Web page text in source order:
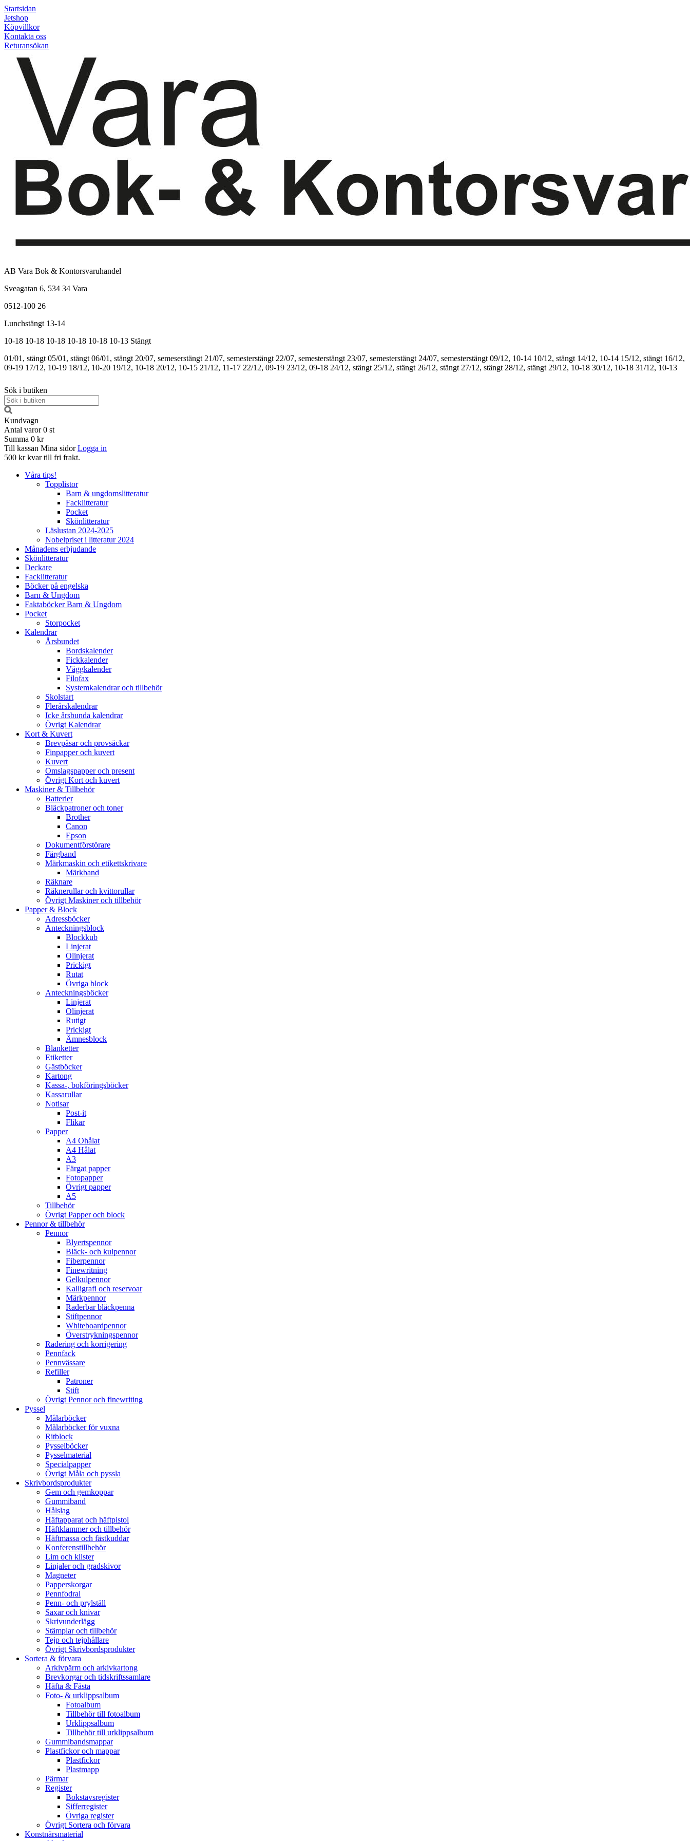
Startsidan
Jetshop
Köpvillkor
Kontakta oss
Returansökan
AB Vara Bok & Kontorsvaruhandel
Sveagatan 6, 534 34 Vara
0512-100 26
Lunchstängt 13-14
10-18 10-18 10-18 10-18 10-18 10-13 Stängt
01/01, stängt 05/01, stängt 06/01, stängt 20/07, semeserstängt 21/07, semesterstängt 22/07, semesterstängt 23/07, semesterstängt 24/07, semesterstängt 09/12, 10-14 10/12, stängt 14/12, 10-14 15/12, stängt 16/12,
09-19 17/12, 10-19 18/12, 10-20 19/12, 10-18 20/12, 10-15 21/12, 11-17 22/12, 09-19 23/12, 09-18 24/12, stängt 25/12, stängt 26/12, stängt 27/12, stängt 28/12, stängt 29/12, 10-18 30/12, 10-18 31/12, 10-13
Sök i butiken
Kundvagn
Antal varor 0 st
Summa 0 kr
Till kassan Mina sidor Logga in
500 kr kvar till fri frakt.
Våra tips!
Topplistor
Barn & ungdomslitteratur
Facklitteratur
Pocket
Skönlitteratur
Läslustan 2024-2025
Nobelpriset i litteratur 2024
Månadens erbjudande
Skönlitteratur
Deckare
Facklitteratur
Böcker på engelska
Barn & Ungdom
Faktaböcker Barn & Ungdom
Pocket
Storpocket
Kalendrar
Årsbundet
Bordskalender
Fickkalender
Väggkalender
Filofax
Systemkalendrar och tillbehör
Skolstart
Flerårskalendrar
Icke årsbunda kalendrar
Övrigt Kalendrar
Kort & Kuvert
Brevpåsar och provsäckar
Finpapper och kuvert
Kuvert
Omslagspapper och present
Övrigt Kort och kuvert
Maskiner & Tillbehör
Batterier
Bläckpatroner och toner
Brother
Canon
Epson
Dokumentförstörare
Färgband
Märkmaskin och etikettskrivare
Märkband
Räknare
Räknerullar och kvittorullar
Övrigt Maskiner och tillbehör
Papper & Block
Adressböcker
Anteckningsblock
Blockkub
Linjerat
Olinjerat
Prickigt
Rutat
Övriga block
Anteckningsböcker
Linjerat
Olinjerat
Rutigt
Prickigt
Ämnesblock
Blanketter
Etiketter
Gästböcker
Kartong
Kassa-, bokföringsböcker
Kassarullar
Notisar
Post-it
Flikar
Papper
A4 Ohålat
A4 Hålat
A3
Färgat papper
Fotopapper
Övrigt papper
A5
Tillbehör
Övrigt Papper och block
Pennor & tillbehör
Pennor
Blyertspennor
Bläck- och kulpennor
Fiberpennor
Finewritning
Gelkulpennor
Kalligrafi och reservoar
Märkpennor
Raderbar bläckpenna
Stiftpennor
Whiteboardpennor
Överstrykningspennor
Radering och korrigering
Pennfack
Pennvässare
Refiller
Patroner
Stift
Övrigt Pennor och finewriting
Pyssel
Målarböcker
Målarböcker för vuxna
Ritblock
Pysselböcker
Pysselmaterial
Specialpapper
Övrigt Måla och pyssla
Skrivbordsprodukter
Gem och gemkoppar
Gummiband
Hålslag
Häftapparat och häftpistol
Häftklammer och tillbehör
Häftmassa och fästkuddar
Konferenstillbehör
Lim och klister
Linjaler och gradskivor
Magneter
Papperskorgar
Pennfodral
Penn- och prylställ
Saxar och knivar
Skrivunderlägg
Stämplar och tillbehör
Tejp och tejphållare
Övrigt Skrivbordsprodukter
Sortera & förvara
Arkivpärm och arkivkartong
Brevkorgar och tidskriftssamlare
Häfta & Fästa
Foto- & urklippsalbum
Fotoalbum
Tillbehör till fotoalbum
Urklippsalbum
Tillbehör till urklippsalbum
Gummibandsmappar
Plastfickor och mappar
Plastfickor
Plastmapp
Pärmar
Register
Bokstavsregister
Sifferregister
Övriga register
Övrigt Sortera och förvara
Konstnärsmaterial